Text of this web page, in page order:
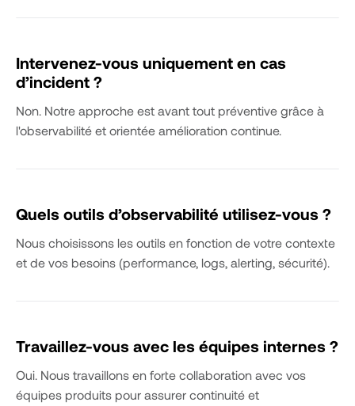
Intervenez-vous uniquement en cas
d’incident ?
Non. Notre approche est avant tout préventive grâce à
l'observabilité et orientée amélioration continue.
Quels outils d’observabilité utilisez-vous ?
Nous choisissons les outils en fonction de votre contexte
et de vos besoins (performance, logs, alerting, sécurité).
Travaillez-vous avec les équipes internes ?
Oui. Nous travaillons en forte collaboration avec vos
équipes produits pour assurer continuité et